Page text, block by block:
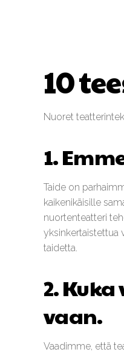
10
Nuoret
1.
Taide on
kaikenikäisille
nuortenteatteri
yksinkertaistettua
taidetta.
2.
vaan.
Vaadimme, että